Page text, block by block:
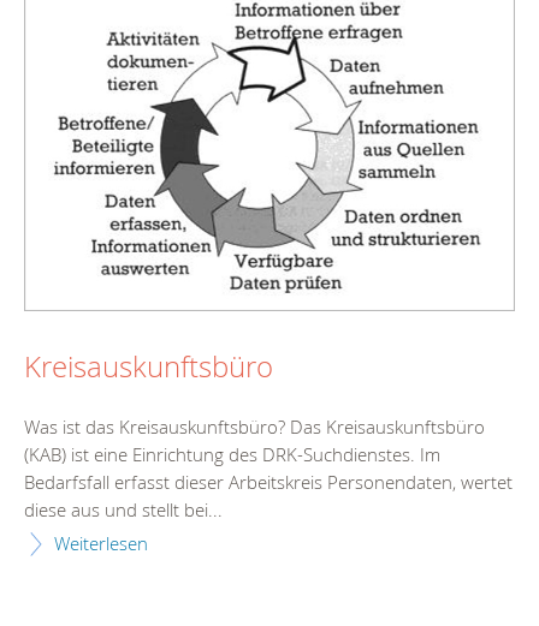
Kreisauskunftsbüro
Was ist das Kreisauskunftsbüro? Das Kreisauskunftsbüro
(KAB) ist eine Einrichtung des DRK-Suchdienstes. Im
Bedarfsfall erfasst dieser Arbeitskreis Personendaten, wertet
diese aus und stellt bei...
Weiterlesen